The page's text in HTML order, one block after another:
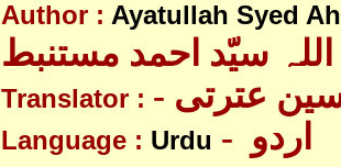
Author : Ayatullah Syed
سیّد احمد مستنبط
Translator : عترتی
Language : Urdu